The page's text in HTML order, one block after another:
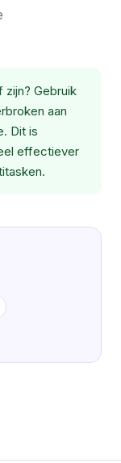
Gebruik
aan
Dit is
effectiever